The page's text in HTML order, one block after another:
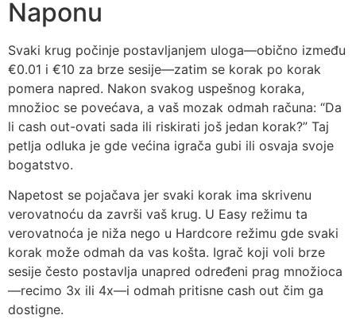
Naponu
Svaki krug počinje postavljanjem uloga—obično između
€0.01 i €10 za brze sesije—zatim se korak po korak
pomera napred. Nakon svakog uspešnog koraka,
množioc se povećava, a vaš mozak odmah računa: “Da
li cash out-ovati sada ili riskirati još jedan korak?” Taj
petlja odluka je gde većina igrača gubi ili osvaja svoje
bogatstvo.
Napetost se pojačava jer svaki korak ima skrivenu
verovatnoću da završi vaš krug. U Easy režimu ta
verovatnoća je niža nego u Hardcore režimu gde svaki
korak može odmah da vas košta. Igrač koji voli brze
sesije često postavlja unapred određeni prag množioca
—recimo 3x ili 4x—i odmah pritisne cash out čim ga
dostigne.